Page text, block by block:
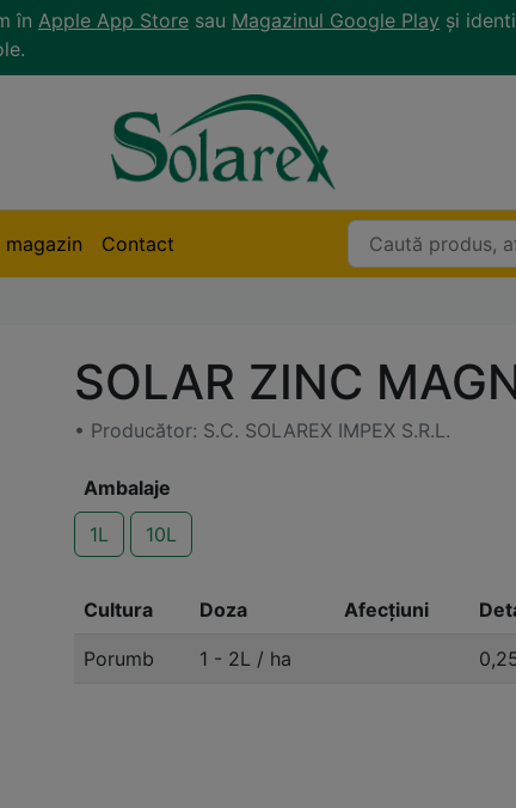
în Apple App Store sau Magazinul Google Play și
magazin Contact
SOLAR ZINC
• Producător: S.C. SOLAREX IMPEX S.R.L.
Ambalaje
1L
10L
Cultura Doza Afecțiuni
Porumb 1 - 2L / ha